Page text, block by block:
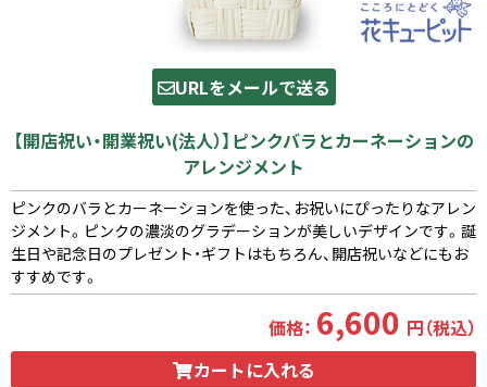
URLをメールで送る
【開店祝い・開業祝い(法人）】ピンクバラとカーネーションの
アレンジメント
ピンクのバラとカーネーションを使った、お祝いにぴったりなアレン
ジメント。ピンクの濃淡のグラデーションが美しいデザインです。誕
生日や記念日のプレゼント・ギフトはもちろん、開店祝いなどにもお
すすめです。
価格： 6,600 円（税込）
カートに入れる